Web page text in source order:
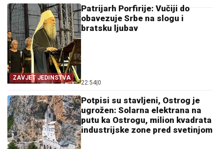
ZAVJET JEDINSTVA
Patrijarh Porfirije: Vučiji do
obavezuje Srbe na slogu i
bratsku ljubav
22:54|0
Potpisi su stavljeni, Ostrog je
ugrožen: Solarna elektrana na
putu ka Ostrogu, milion kvadrata
industrijske zone pred svetinjom